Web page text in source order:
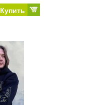
Купить